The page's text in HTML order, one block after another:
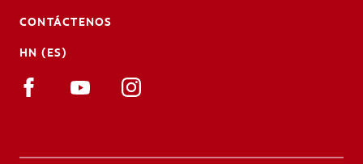
CONTÁCTENOS
HN (ES)